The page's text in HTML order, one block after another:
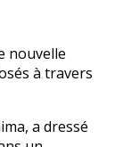
nouvelle
à travers
a dressé